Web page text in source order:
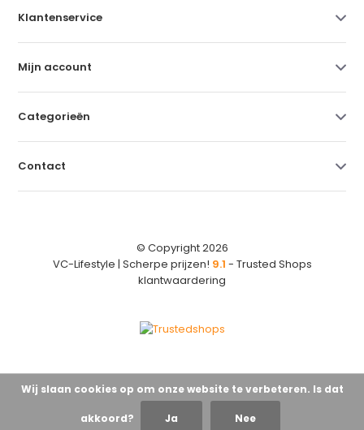
Klantenservice
Mijn account
Categorieën
Contact
© Copyright 2026
VC-Lifestyle | Scherpe prijzen! 9.1 - Trusted Shops
klantwaardering
Wij slaan cookies op om onze website te verbeteren. Is dat
akkoord? Ja Nee